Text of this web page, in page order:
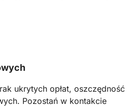
ukrytych opłat, oszczędność
Pozostań w kontakcie